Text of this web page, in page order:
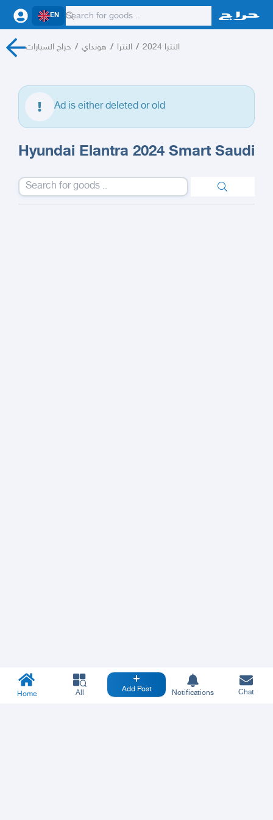
EN
حراج السيارات / هونداي / النترا / النترا 2024
Ad is either deleted or old
Hyundai Elantra 2024 Smart Saudi
Home All Add Post Notifications Chat